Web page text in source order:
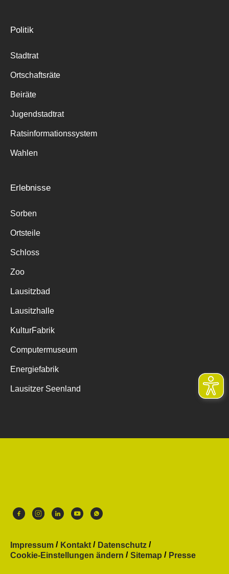
Politik
Stadtrat
Ortschaftsräte
Beiräte
Jugendstadtrat
Ratsinformationssystem
Wahlen
Erlebnisse
Sorben
Ortsteile
Schloss
Zoo
Lausitzbad
Lausitzhalle
KulturFabrik
Computermuseum
Energiefabrik
Lausitzer Seenland
Impressum Kontakt
Datenschutz
Cookie-Einstellungen ändern
Sitemap Presse